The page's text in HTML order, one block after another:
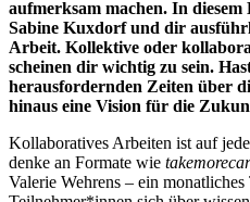
aufmerksam machen. In
Sabine Kuxdorf und dir
Arbeit. Kollektive oder
scheinen dir wichtig zu sein.
herausfordernden Zeiten über
hinaus eine Vision für die
Kollaboratives Arbeiten ist auf
denke an Formate wie
Valerie Wehrens – ein